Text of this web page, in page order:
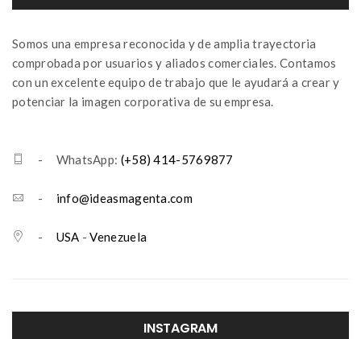
Somos una empresa reconocida y de amplia trayectoria
comprobada por usuarios y aliados comerciales. Contamos
con un excelente equipo de trabajo que le ayudará a crear y
potenciar la imagen corporativa de su empresa.
- WhatsApp: (+58) 414-5769877
- info@ideasmagenta.com
- USA -Venezuela
INSTAGRAM